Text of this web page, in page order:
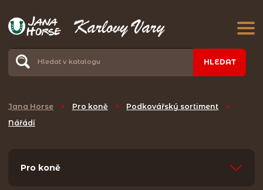
HLEDAT
Jana Horse > Pro koně > Podkovářský sortiment
>
Nářádí
Pro koně